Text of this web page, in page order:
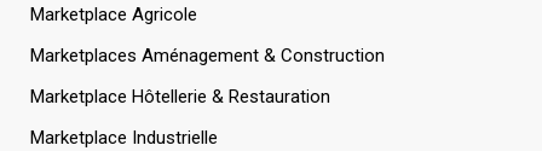
Marketplace Agricole
Marketplaces Aménagement & Construction
Marketplace Hôtellerie & Restauration
Marketplace Industrielle